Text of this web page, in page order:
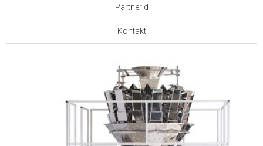
Partnerid
Kontakt